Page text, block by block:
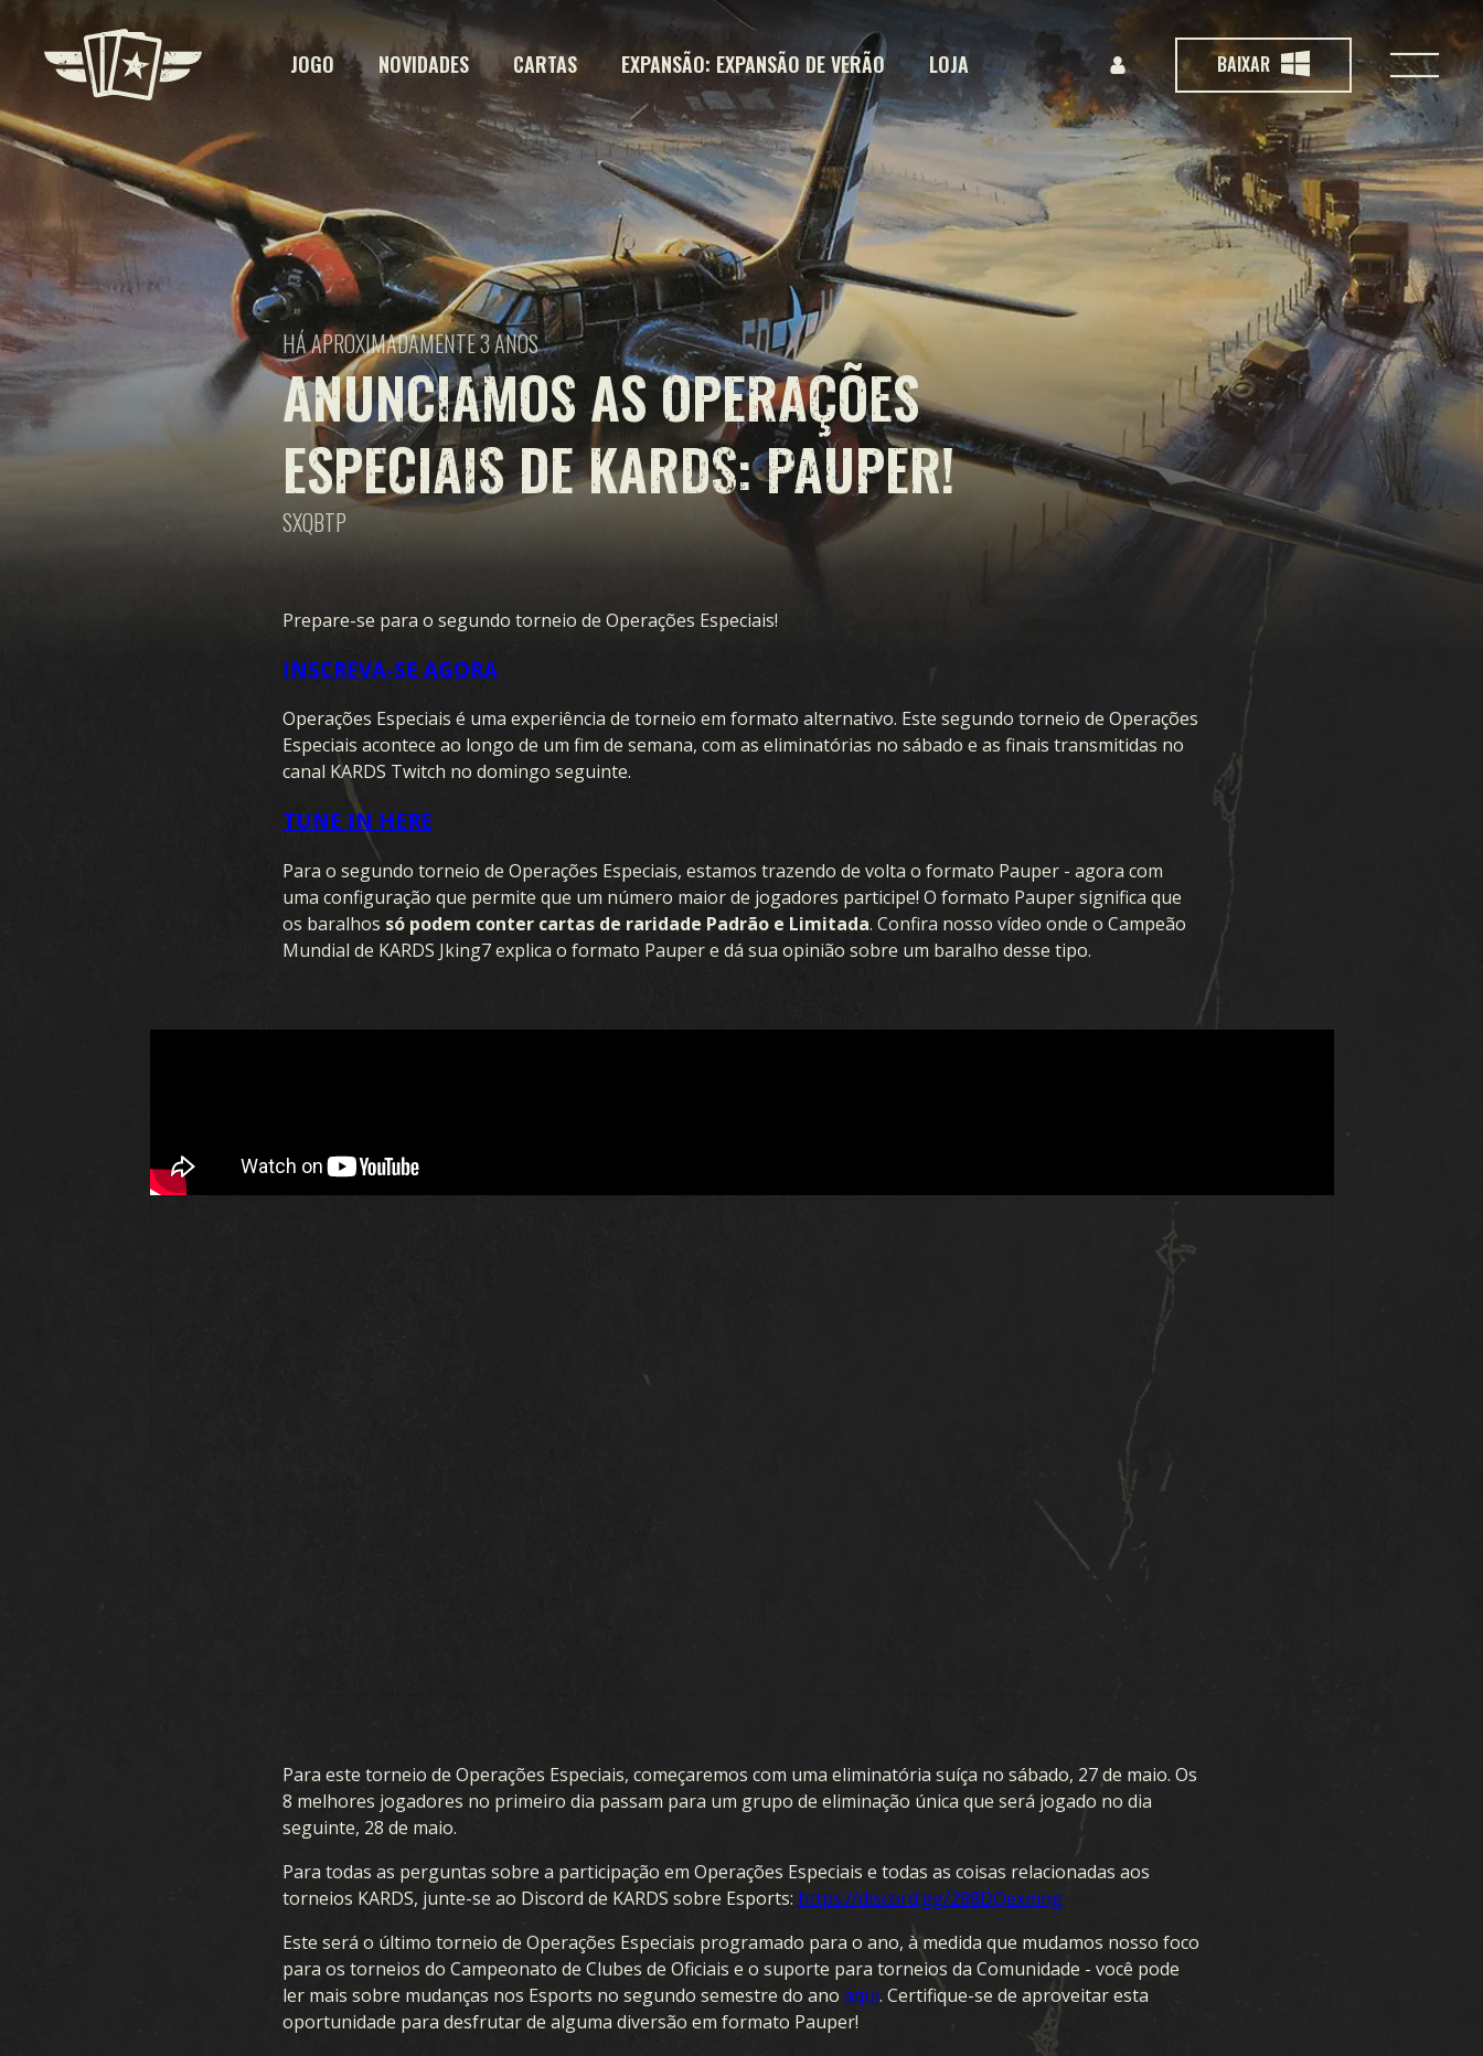
JOGO NOVIDADES CARTAS EXPANSÃO: EXPANSÃO DE VERÃO LOJA BAIXAR
ANUNCIAMOS AS OPERAÇÕES
ESPECIAIS DE KARDS: PAUPER!
HÁ APROXIMADAMENTE 3 ANOS
SXQBTP
Prepare-se para o segundo torneio de Operações Especiais!
INSCREVA-SE AGORA
Operações Especiais é uma experiência de torneio em formato alternativo. Este segundo torneio de Operações
Especiais acontece ao longo de um fim de semana, com as eliminatórias no sábado e as finais transmitidas no
canal KARDS Twitch no domingo seguinte.
TUNE IN HERE
Para o segundo torneio de Operações Especiais, estamos trazendo de volta o formato Pauper - agora com
uma configuração que permite que um número maior de jogadores participe! O formato Pauper significa que
os baralhos só podem conter cartas de raridade Padrão e Limitada. Confira nosso vídeo onde o Campeão
Mundial de KARDS Jking7 explica o formato Pauper e dá sua opinião sobre um baralho desse tipo.
Para este torneio de Operações Especiais, começaremos com uma eliminatória suíça no sábado, 27 de maio. Os
8 melhores jogadores no primeiro dia passam para um grupo de eliminação única que será jogado no dia
seguinte, 28 de maio.
Para todas as perguntas sobre a participação em Operações Especiais e todas as coisas relacionadas aos
torneios KARDS, junte-se ao Discord de KARDS sobre Esports: https://discord.gg/288DQexmng
Este será o último torneio de Operações Especiais programado para o ano, à medida que mudamos nosso foco
para os torneios do Campeonato de Clubes de Oficiais e o suporte para torneios da Comunidade - você pode
ler mais sobre mudanças nos Esports no segundo semestre do ano aqui. Certifique-se de aproveitar esta
oportunidade para desfrutar de alguma diversão em formato Pauper!
PERGUNTAS FREQUENTES
CRIADOR DE BARALHO
DRAFT
PRELÚDIO À GUERRA
SUPREMACIA AÉREA
GUERRA NAVAL
FRENTE UNIDA
KARDS ESPORTS